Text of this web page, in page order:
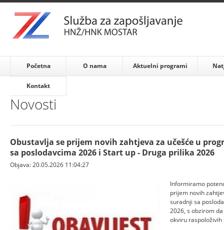
Početna O nama Aktuelni programi
Kontakt
Novosti
Obustavlja se prijem novih zahtjeva za učešće u
sa poslodavcima 2026 i Start up - Druga prilika 2026
Objava: 20.05.2026 11:04:27
Informiramo
prijem novih
suradnji sa
2026, s obzirom
okviru raspoloživih